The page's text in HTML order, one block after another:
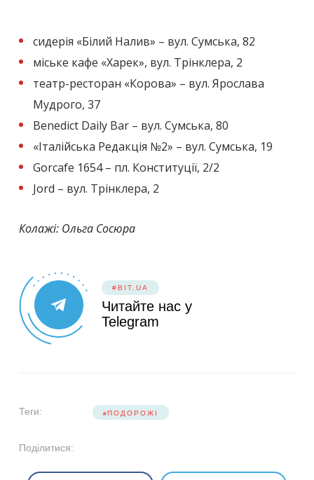
сидерія «Білий Налив» – вул. Сумська, 82
міське кафе «Харек», вул. Трінклера, 2
театр-ресторан «Корова» – вул. Ярослава
Мудрого, 37
Benedict Daily Bar – вул. Сумська, 80
«Італійська Редакція №2» – вул. Сумська, 19
Gorcafe 1654 – пл. Конституції, 2/2
Jord – вул. Трінклера, 2
Колажі: Ольга Сосюра
#BIT.UA
Читайте нас у
Telegram
Теги: ПОДОРОЖІ
Поділитися: